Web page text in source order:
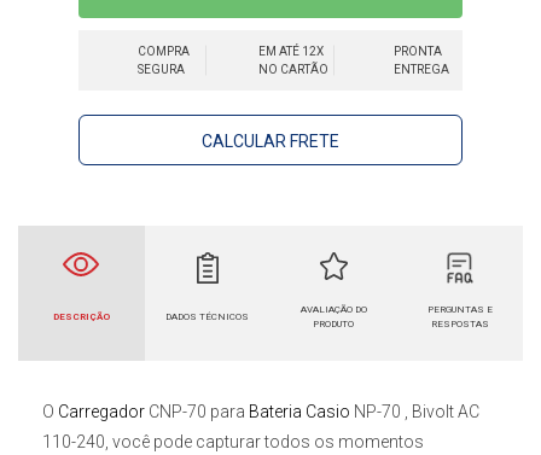
COMPRA
SEGURA
EM ATÉ 12X
NO CARTÃO
PRONTA
ENTREGA
CALCULAR FRETE
DESCRIÇÃO DADOS TÉCNICOS
AVALIAÇÃO DO
PRODUTO
PERGUNTAS E
RESPOSTAS
O Carregador CNP-70 para Bateria Casio NP-70 , Bivolt AC
110-240, você pode capturar todos os momentos